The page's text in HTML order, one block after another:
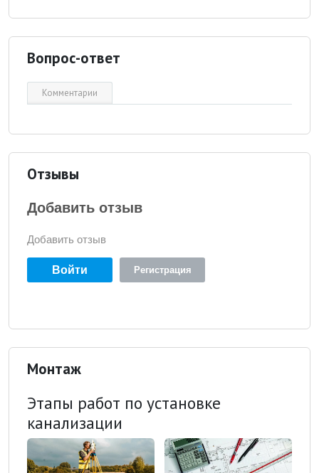
Вопрос-ответ
Комментарии
Отзывы
Добавить отзыв
Добавить отзыв
Войти Регистрация
Монтаж
Этапы работ по установке
канализации